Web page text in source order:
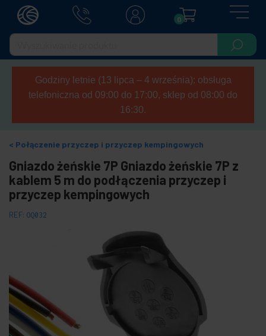
0
Godziny letnie (13 lipca – 4 września): obsługa
telefoniczna od 09:00 do 17:00, sklep od 08:00 do
16:30.
Połączenie przyczep i przyczep kempingowych
Gniazdo żeńskie 7P Gniazdo żeńskie 7P z
kablem 5 m do podłączenia przyczep i
przyczep kempingowych
REF: OQ032